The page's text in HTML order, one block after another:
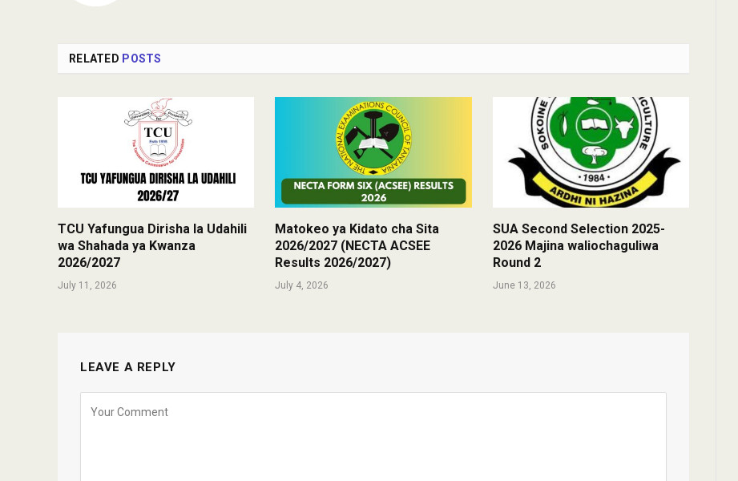
RELATED POSTS
TCU Yafungua Dirisha la Udahili
wa Shahada ya Kwanza
2026/2027
July 11, 2026
Matokeo ya Kidato cha Sita
2026/2027 (NECTA ACSEE
Results 2026/2027)
July 4, 2026
SUA Second Selection 2025-
2026 Majina waliochaguliwa
Round 2
June 13, 2026
LEAVE A REPLY